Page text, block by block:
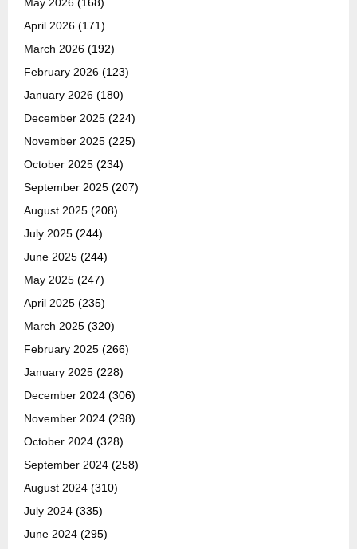
April 2026 (171)
March 2026 (192)
February 2026 (123)
January 2026 (180)
December 2025 (224)
November 2025 (225)
October 2025 (234)
September 2025 (207)
August 2025 (208)
July 2025 (244)
June 2025 (244)
May 2025 (247)
April 2025 (235)
March 2025 (320)
February 2025 (266)
January 2025 (228)
December 2024 (306)
November 2024 (298)
October 2024 (328)
September 2024 (258)
August 2024 (310)
July 2024 (335)
June 2024 (295)